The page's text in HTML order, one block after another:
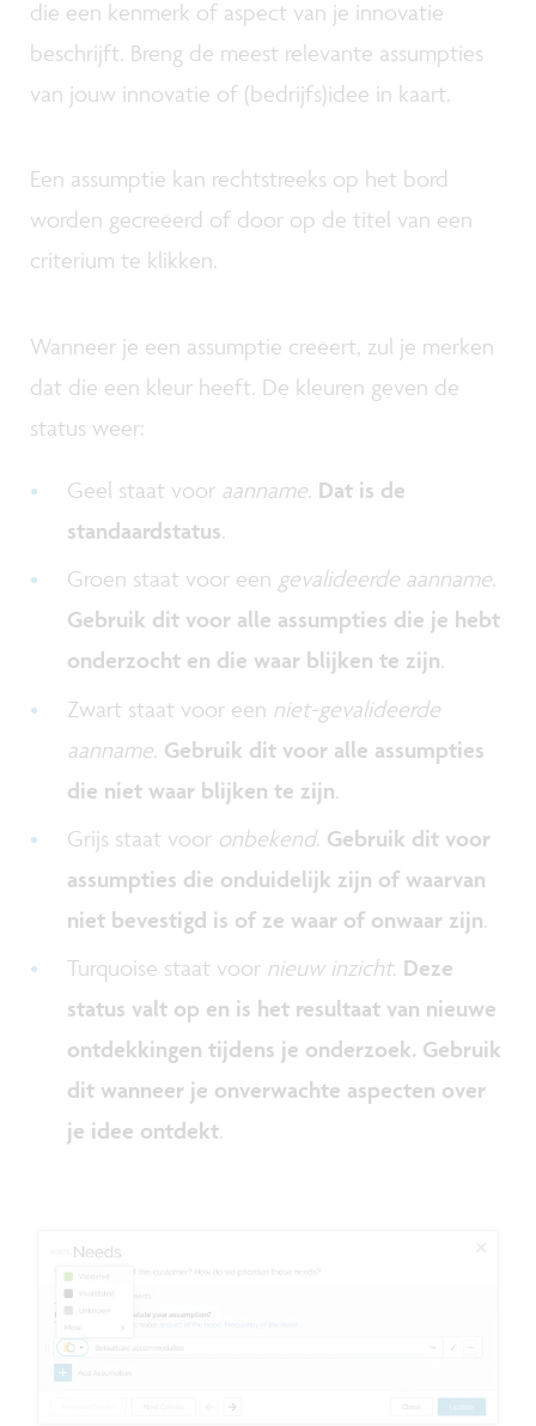
die een kenmerk of aspect van je innovatie
beschrijft. Breng de meest relevante assumpties
van jouw innovatie of (bedrijfs)idee in kaart.
Een assumptie kan rechtstreeks op het bord
worden gecreëerd of door op de titel van een
criterium te klikken.
Wanneer je een assumptie creëert, zul je merken
dat die een kleur heeft. De kleuren geven de
status weer:
Geel staat voor aanname. Dat is de
standaardstatus.
Groen staat voor een gevalideerde aanname.
Gebruik dit voor alle assumpties die je hebt
onderzocht en die waar blijken te zijn.
Zwart staat voor een niet-gevalideerde
aanname. Gebruik dit voor alle assumpties
die niet waar blijken te zijn.
Grijs staat voor onbekend. Gebruik dit voor
assumpties die onduidelijk zijn of waarvan
niet bevestigd is of ze waar of onwaar zijn.
Turquoise staat voor nieuw inzicht. Deze
status valt op en is het resultaat van nieuwe
ontdekkingen tijdens je onderzoek. Gebruik
dit wanneer je onverwachte aspecten over
je idee ontdekt.